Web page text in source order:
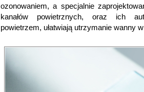
ozonowaniem, a specjalnie
kanałów powietrznych, oraz ich
powietrzem, ułatwiają utrzymanie wanny